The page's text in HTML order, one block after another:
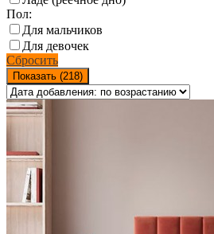
Пол:
Для мальчиков
Для девочек
Сбросить
Показать (218)